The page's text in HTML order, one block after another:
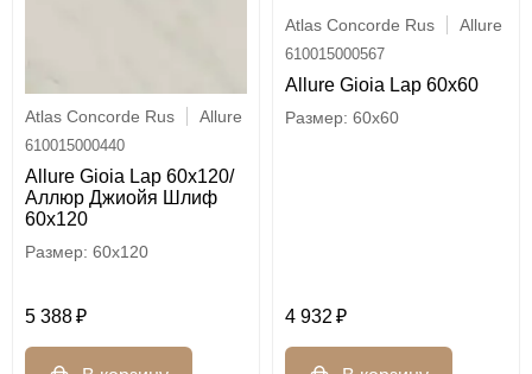
Atlas Concorde Rus Allure
610015000440
Allure Gioia Lap 60x120/
Аллюр Джиойя Шлиф
60x120
60x120
5 388
Atlas Concorde Rus Allure
610015000567
Allure Gioia Lap 60x60
60x60
4 932